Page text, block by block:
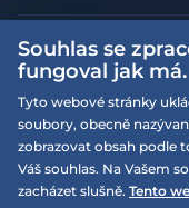
Jak nakupovat
Nejčastější
Doprava a platba
Vrácení a
Reklamace
Velikostní
Více informací
Obchodní
Podmínky
On-line katalogy
Naše prodejny
EQS Rudná
Souhlas se
fungoval jak má.
Tyto webové stránky
soubory, obecně
zobrazovat obsah podle
Váš souhlas. Na Vašem
zacházet slušně. Tento